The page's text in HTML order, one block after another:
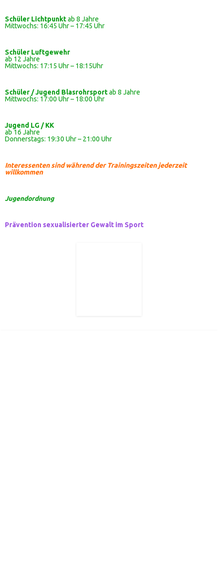
Schüler Lichtpunktab 8 Jahre
Mittwochs: 16:45 Uhr – 17:45 Uhr
Schüler Luftgewehr
ab 12 Jahre
Mittwochs: 17:15 Uhr – 18:15Uhr
Schüler / Jugend Blasrohrsportab 8 Jahre
Mittwochs: 17:00 Uhr – 18:00 Uhr
Jugend LG / KK
ab 16 Jahre
Donnerstags: 19:30 Uhr – 21:00 Uhr
Interessenten sind während der Trainingszeiten jederzeit
willkommen
Jugendordnung
Prävention sexualisierter Gewalt im Sport